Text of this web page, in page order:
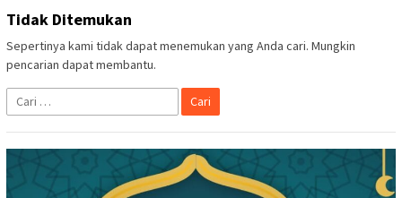
Tidak Ditemukan
Sepertinya kami tidak dapat menemukan yang Anda cari. Mungkin
pencarian dapat membantu.
Cari
untuk: